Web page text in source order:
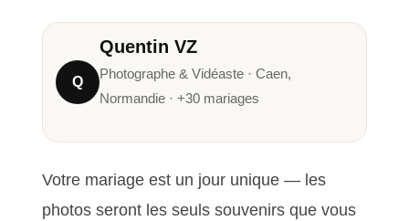
Q
Quentin VZ
Photographe & Vidéaste · Caen,
Normandie · +30 mariages
Votre mariage est un jour unique — les
photos seront les seuls souvenirs que vous